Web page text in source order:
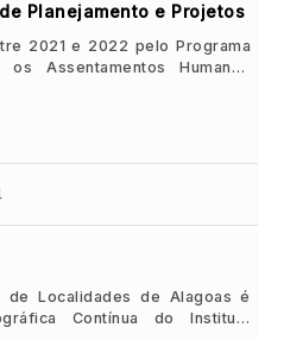
Planejamento e Projetos
2021 e 2022 pelo Programa
Assentamentos Humanos
e Inclusiva no Estado de
implementado em
dos
Sustentável__: -
da Oficina de Imersão
contendo objetivos,
Localidades de Alagoas é
Contínua do Instituto